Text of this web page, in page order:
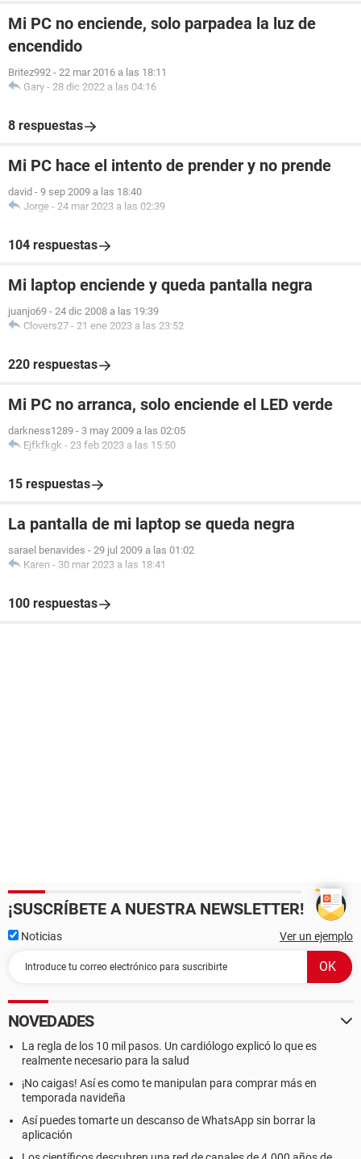
Mi PC no enciende, solo parpadea la luz de
encendido
Britez992 - 22 mar 2016 a las 18:11
Gary - 28 dic 2022 a las 04:16
8 respuestas
Mi PC hace el intento de prender y no prende
david - 9 sep 2009 a las 18:40
Jorge - 24 mar 2023 a las 02:39
104 respuestas
Mi laptop enciende y queda pantalla negra
juanjo69 - 24 dic 2008 a las 19:39
Clovers27 - 21 ene 2023 a las 23:52
220 respuestas
Mi PC no arranca, solo enciende el LED verde
darkness1289 - 3 may 2009 a las 02:05
Ejfkfkgk - 23 feb 2023 a las 15:50
15 respuestas
La pantalla de mi laptop se queda negra
sarael benavides - 29 jul 2009 a las 01:02
Karen - 30 mar 2023 a las 18:41
100 respuestas
¡SUSCRÍBETE A NUESTRA NEWSLETTER!
Noticias Ver un ejemplo
NOVEDADES
La regla de los 10 mil pasos. Un cardiólogo explicó lo que es
realmente necesario para la salud
¡No caigas! Así es como te manipulan para comprar más en
temporada navideña
Así puedes tomarte un descanso de WhatsApp sin borrar la
aplicación